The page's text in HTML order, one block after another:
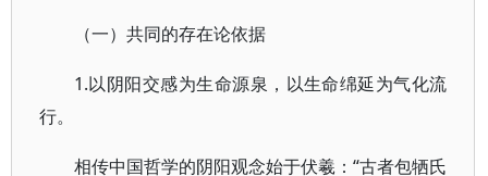
（一）共同的存在论依据
1.以阴阳交感为生命源泉，以生命绵延为气化流
行。
相传中国哲学的阴阳观念始于伏羲：“古者包牺氏